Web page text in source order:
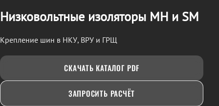
Низковольтные изоляторы МН и SM
Крепление шин в НКУ, ВРУ и ГРЩ
СКАЧАТЬ КАТАЛОГ PDF
ЗАПРОСИТЬ РАСЧЁТ